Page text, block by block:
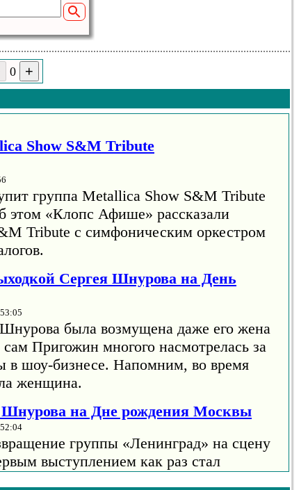
0
Show S&M Tribute
группа Metallica Show S&M Tribute
этом «Клопс Афише» рассказали
Tribute с симфоническим оркестром
Сергея Шнурова на День
была возмущена даже его жена
Пригожин многого насмотрелась за
в шоу-бизнесе. Напомним, во время
женщина.
Шнурова на Дне рождения Москвы
группы «Ленинград» на сцену
выступлением как раз стал